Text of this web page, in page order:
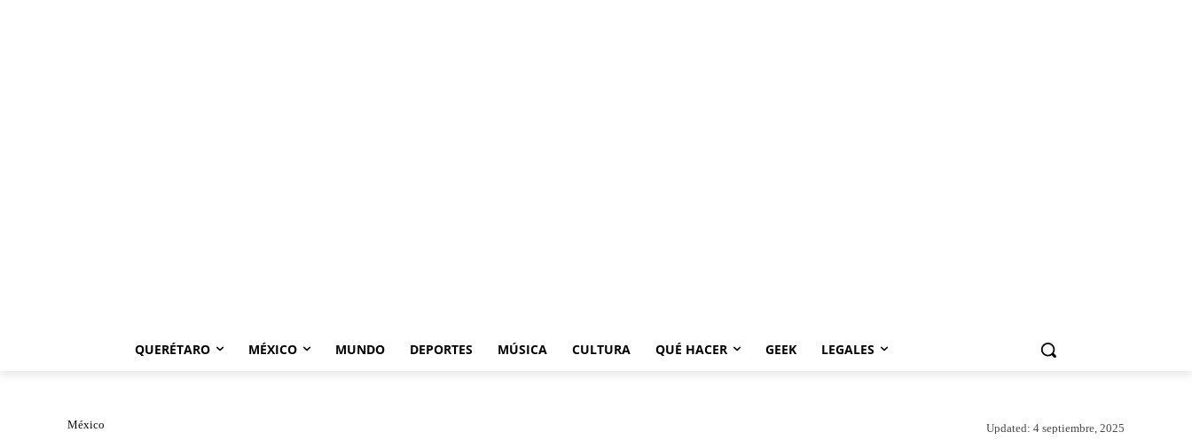
QUERÉTARO MÉXICO MUNDO DEPORTES MÚSICA CULTURA QUÉ HACER GEEK LEGALES
México Updated: 4 septiembre, 2025